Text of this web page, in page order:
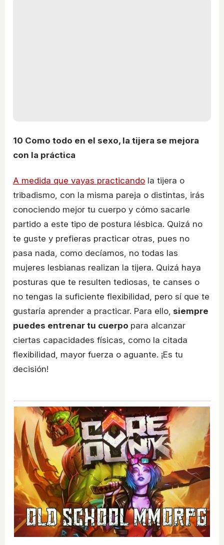
10 Como todo en el sexo, la tijera se mejora
con la práctica
A medida que vayas practicando la tijera o
tribadismo, con la misma pareja o distintas, irás
conociendo mejor tu cuerpo y cómo sacarle
partido a este tipo de postura lésbica. Quizá no
te guste y prefieras practicar otras, pues no
pasa nada, como decíamos, no todas las
mujeres lesbianas realizan la tijera. Quizá haya
posturas que te resulten tediosas, te canses o
no tengas la suficiente flexibilidad, pero sí que te
gustaría aprender a practicar. Para ello, siempre
puedes entrenar tu cuerpo para alcanzar
ciertas capacidades físicas, como la citada
flexibilidad, mayor fuerza o aguante. ¡Es tu
decisión!